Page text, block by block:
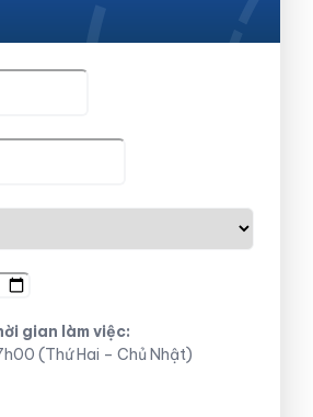
gian làm việc:
(Thứ Hai – Chủ Nhật)